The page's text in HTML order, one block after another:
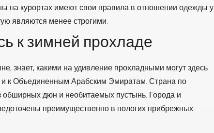
на курортах имеют свои правила в отношении одежды у
являются менее строгими.
к зимней прохладе
знает, какими на удивление прохладными могут здесь
и к Объединенным Арабским Эмиратам. Страна по
обширных дюн и необитаемых пустынь. Города и
преимущественно в пологих прибрежных